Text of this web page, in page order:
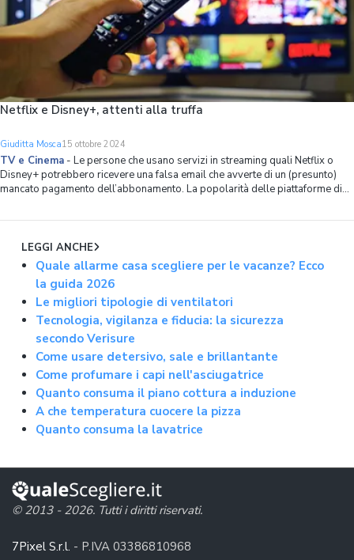
Netflix e Disney+, attenti alla truffa
Giuditta Mosca15 ottobre 2024
TV e Cinema - Le persone che usano servizi in streaming quali Netflix o
Disney+ potrebbero ricevere una falsa email che avverte di un (presunto)
mancato pagamento dell’abbonamento. La popolarità delle piattaforme di
latitudine.
LEGGI ANCHE
Quale allarme casa scegliere per le vacanze? Ecco
la guida 2026
Le migliori tipologie di ventilatori
Tecnologia, vigilanza e fiducia: la sicurezza
secondo Verisure
Come usare detersivo, sale e brillantante
Come profumare i capi nell'asciugatrice
Quanto consuma il piano cottura a induzione
A che temperatura cuocere la pizza
Quanto consuma la lavatrice
© 2013 - 2026. Tutti i diritti riservati.
7Pixel S.r.l. - P.IVA 03386810968